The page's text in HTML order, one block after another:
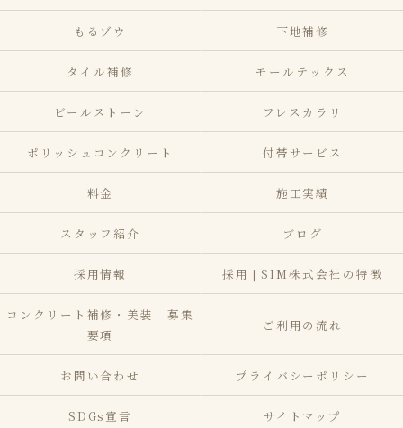
もるゾウ 下地補修
タイル補修 モールテックス
ビールストーン フレスカラリ
ポリッシュコンクリート 付帯サービス
料金 施工実績
スタッフ紹介 ブログ
採用情報 採用❘SIM株式会社の特徴
コンクリート補修・美装 募集
要項
ご利用の流れ
お問い合わせ プライバシーポリシー
SDGs宣言 サイトマップ